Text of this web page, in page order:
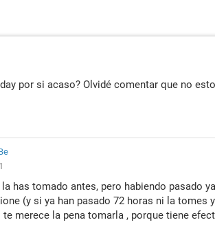
por si acaso? Olvidé comentar que no
has tomado antes, pero habiendo pasado ya
(y si ya han pasado 72 horas ni la tomes
merece la pena tomarla , porque tiene